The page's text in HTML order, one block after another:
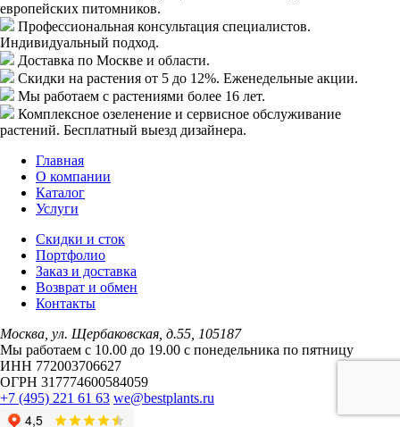
европейских питомников.
Профессиональная консультация специалистов.
Индивидуальный подход.
Доставка по Москве и области.
Скидки на растения от 5 до 12%. Еженедельные акции.
Мы работаем с растениями более 16 лет.
Комплексное озеленение и сервисное обслуживание
растений. Бесплатный выезд дизайнера.
Главная
О компании
Каталог
Услуги
Скидки и сток
Портфолио
Заказ и доставка
Возврат и обмен
Контакты
Москва, ул. Щербаковская, д.55, 105187
Мы работаем с 10.00 до 19.00 c понедельника по пятницу
ИНН 772003706627
ОГРН 317774600584059
+7 (495) 221 61 63 we@bestplants.ru